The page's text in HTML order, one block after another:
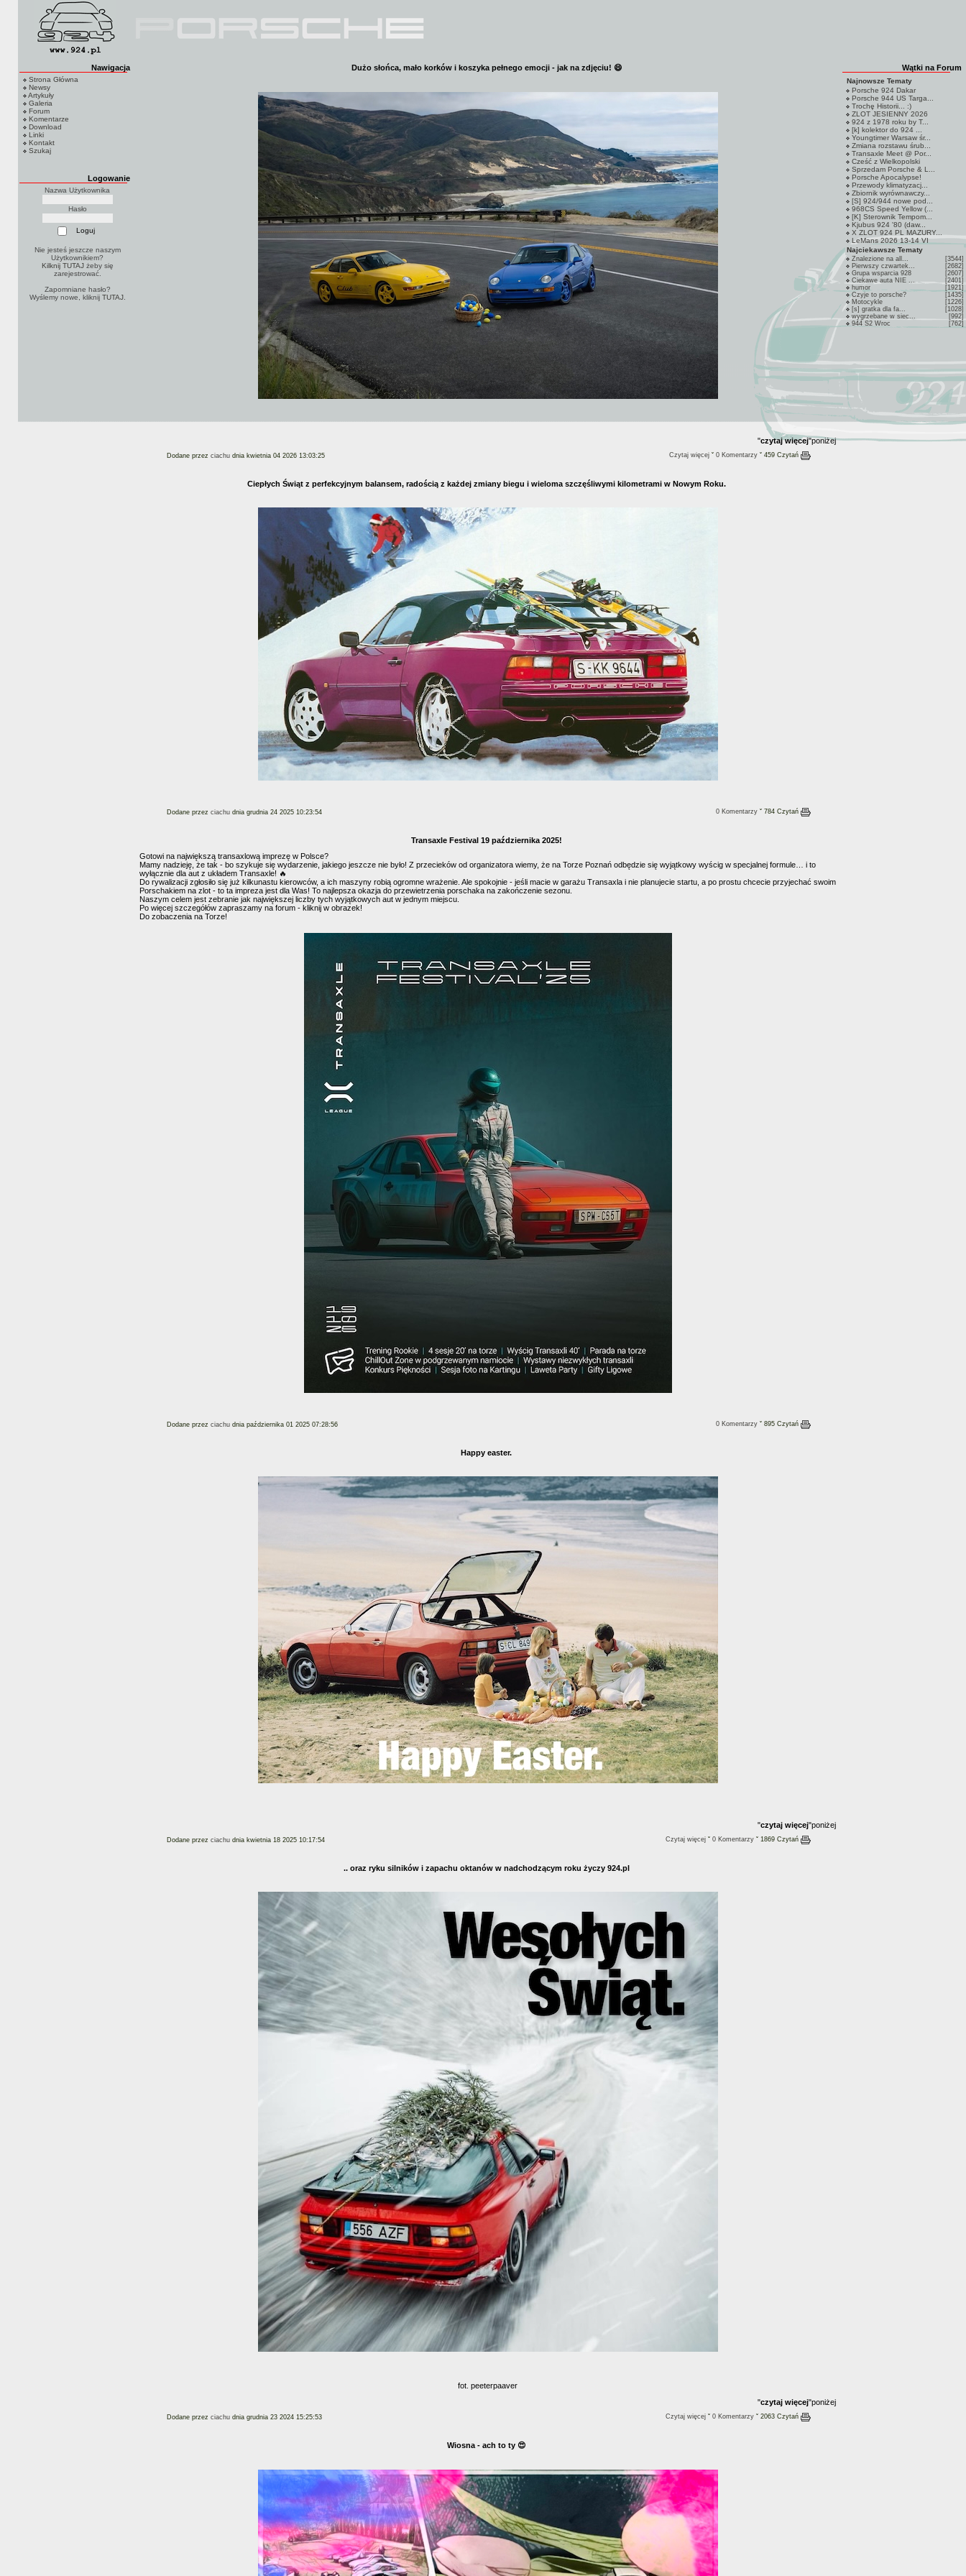
Nawigacja
Strona Główna
Newsy
Artykuły
Galeria
Forum
Komentarze
Download
Linki
Kontakt
Szukaj
Logowanie
Nazwa Użytkownika
Hasło
Nie jesteś jeszcze naszym
Użytkownikiem?
Kilknij TUTAJżeby się
zarejestrować.
Zapomniane hasło?
Wyślemy nowe, kliknij TUTAJ.
Dużo słońca, mało korków i koszyka pełnego emocji - jak na zdjęciu! 😄
"czytaj więcej"poniżej
Dodane przez ciachu dnia kwietnia 04 2026 13:03:25 Czytaj więcej ˇ 0 Komentarzy ˇ 459 Czytań
Ciepłych Świąt z perfekcyjnym balansem, radością z każdej zmiany biegu i wieloma szczęśliwymi kilometrami w Nowym Roku.
Dodane przez ciachu dnia grudnia 24 2025 10:23:54 0 Komentarzy ˇ 784 Czytań
Transaxle Festival 19 października 2025!
Gotowi na największą transaxlową imprezę w Polsce?
Mamy nadzieję, że tak - bo szykuje się wydarzenie, jakiego jeszcze nie było! Z przecieków od organizatora wiemy, że na Torze Poznań odbędzie się wyjątkowy wyścig w specjalnej formule… i to
wyłącznie dla aut z układem Transaxle! 🔥
Do rywalizacji zgłosiło się już kilkunastu kierowców, a ich maszyny robią ogromne wrażenie. Ale spokojnie - jeśli macie w garażu Transaxla i nie planujecie startu, a po prostu chcecie przyjechać swoim
Porschakiem na zlot - to ta impreza jest dla Was! To najlepsza okazja do przewietrzenia porschaka na zakończenie sezonu.
Naszym celem jest zebranie jak największej liczby tych wyjątkowych aut w jednym miejscu.
Po więcej szczegółów zapraszamy na forum - kliknij w obrazek!
Do zobaczenia na Torze!
Dodane przez ciachu dnia października 01 2025 07:28:56 0 Komentarzy ˇ 895 Czytań
Happy easter.
"czytaj więcej"poniżej
Dodane przez ciachu dnia kwietnia 18 2025 10:17:54 Czytaj więcej ˇ 0 Komentarzy ˇ 1869 Czytań
.. oraz ryku silników i zapachu oktanów w nadchodzącym roku życzy 924.pl
fot. peeterpaaver
"czytaj więcej"poniżej
Dodane przez ciachu dnia grudnia 23 2024 15:25:53 Czytaj więcej ˇ 0 Komentarzy ˇ 2063 Czytań
Wiosna - ach to ty 😍
Wątki na Forum
Najnowsze Tematy
Porsche 924 Dakar
Porsche 944 US Targa...
Trochę Historii... :)
ZLOT JESIENNY 2026
924 z 1978 roku by T...
[k] kolektor do 924 ...
Youngtimer Warsaw śr...
Zmiana rozstawu śrub...
Transaxle Meet @ Por...
Cześć z Wielkopolski
Sprzedam Porsche & L...
Porsche Apocalypse!
Przewody klimatyzacj...
Zbiornik wyrównawczy...
[S] 924/944 nowe pod...
968CS Speed Yellow (...
[K] Sterownik Tempom...
Kjubus 924 '80 (daw...
X ZLOT 924 PL MAZURY...
LeMans 2026 13-14 VI
Najciekawsze Tematy
Znalezione na all...
[3544]
Pierwszy czwartek...
[2682]
Grupa wsparcia 928
[2607]
Ciekawe auta NIE ...
[2401]
humor
[1921]
Czyje to porsche?
[1435]
Motocykle
[1226]
[s] gratka dla fa...
[1028]
wygrzebane w siec...
[992]
944 S2 Wroc
[762]